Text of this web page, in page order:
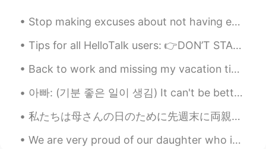
今天过得很好啊！
一 座
这是我第一次去这个地方，我觉得景色
不错。
Stop making excuses about not having enough time to learn English. By making small changes on a d...
Tips for all HelloTalk users: 👉DON’T START OUT A CONVERSATION LIKE THIS: “Can you teach me Eng...
Back to work and missing my vacation time at home ( technically a staycation ) Sleeping in late⏰...
아빠: (기분 좋은 일이 생김) It can't be better. 나: 아빠 내가 저번에 가르쳐줬잖아. 그게 아니고 'It can't get any better than t...
私たちは母さんの日のために先週末に両親の家に行って止まった For Mother’s Day we went and stayed at my parent’s place. 息子はお婆さんの...
We are very proud of our daughter who is graduating today from college. It has been a long road a...